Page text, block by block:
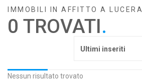
IMMOBILI IN AFFITTO A LUCERA
0 TROVATI.
Ultimi inseriti
Nessun risultato trovato